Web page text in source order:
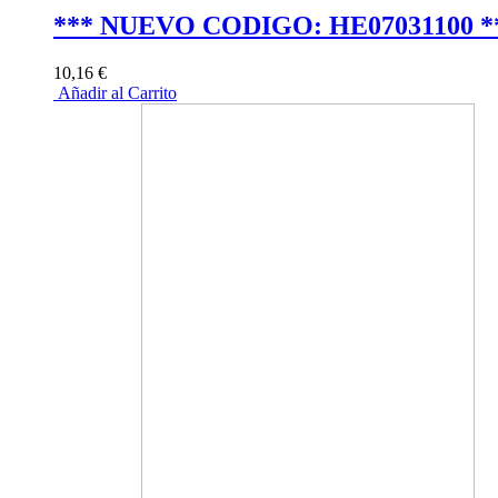
*** NUEVO CODIGO: HE07031100
10,16 €
Añadir al Carrito